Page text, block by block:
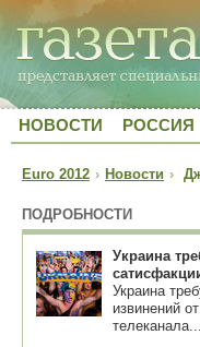
НОВОСТИ РОССИЯ
Euro 2012 › Новости ›
ПОДРОБНОСТИ
Украина
Украина
извинений от
телеканала...